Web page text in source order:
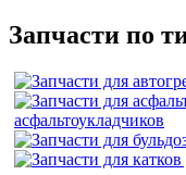
Запчасти по
асфальтоукладчиков